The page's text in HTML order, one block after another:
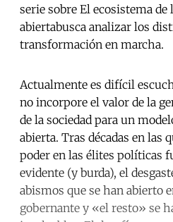
serie sobre El ecosistema de
abiertabusca analizar los
transformación en marcha.
Actualmente es difícil
no incorpore el valor de la
de la sociedad para un
abierta. Tras décadas en las
poder en las élites políticas
evidente (y burda), el
abismos que se han abierto
gobernante y «el resto» se